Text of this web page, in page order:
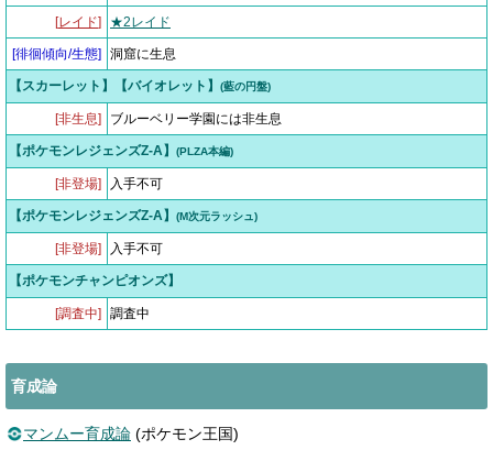
[レイド] ★2レイド
[徘徊傾向/生態] 洞窟に生息
【スカーレット】【バイオレット】 (藍の円盤)
[非生息] ブルーベリー学園には非生息
【ポケモンレジェンズZ-A】 (PLZA本編)
[非登場] 入手不可
【ポケモンレジェンズZ-A】 (M次元ラッシュ)
[非登場] 入手不可
【ポケモンチャンピオンズ】
[調査中] 調査中
育成論
マンムー育成論 (ポケモン王国)